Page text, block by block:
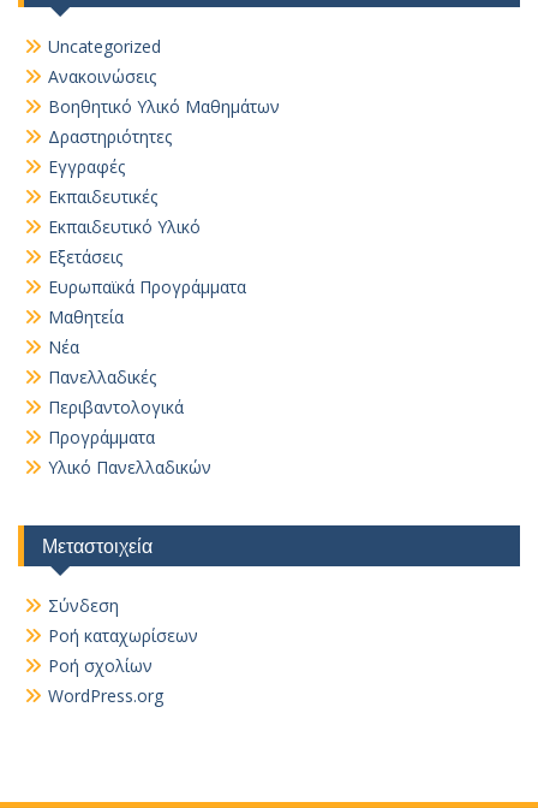
Uncategorized
Ανακοινώσεις
Βοηθητικό Yλικό Mαθημάτων
Δραστηριότητες
Εγγραφές
Εκπαιδευτικές
Εκπαιδευτικό Υλικό
Εξετάσεις
Ευρωπαϊκά Προγράμματα
Μαθητεία
Νέα
Πανελλαδικές
Περιβαντολογικά
Προγράμματα
Υλικό Πανελλαδικών
Μεταστοιχεία
Σύνδεση
Ροή καταχωρίσεων
Ροή σχολίων
WordPress.org